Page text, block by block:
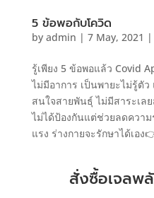
5 ข้อพอกับโควิด
by admin | 7 May, 2021 |
รู้เพียง 5 ข้อพอแล้ว Covid
ไม่มีอาการ เป็นพายะไม่รู้ตั
สนใจสายพันธุ์ ไม่มีสาระเล
ไม่ได้ป้องกันแต่ช่วยลดควา
แรง ร่างกายจะรักษาได้เอง
สั่งซื้อเจลพ